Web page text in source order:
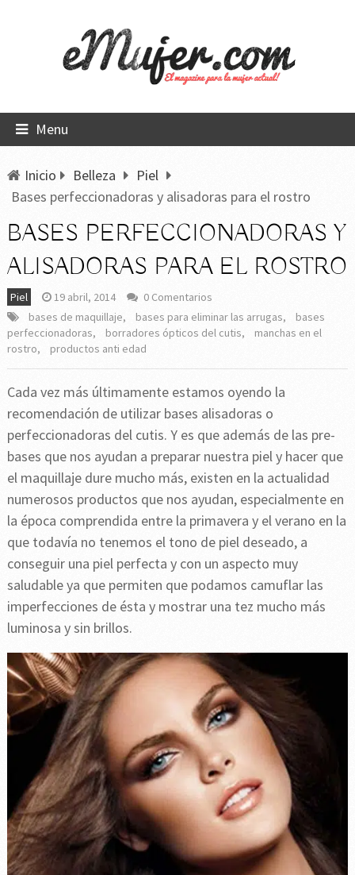
Menu
Inicio Belleza
Piel
Bases perfeccionadoras y alisadoras para el rostro
BASES PERFECCIONADORAS Y
ALISADORAS PARA EL ROSTRO
Piel 19 abril, 2014
0 Comentarios
bases de maquillaje, bases para eliminar las arrugas,
bases
perfeccionadoras, borradores ópticos del cutis,
manchas en el
rostro, productos anti edad
Cada vez más últimamente estamos oyendo la
recomendación de utilizar bases alisadoras o
perfeccionadoras del cutis. Y es que además de las pre-
bases que nos ayudan a preparar nuestra piel y hacer que
el maquillaje dure mucho más, existen en la actualidad
numerosos productos que nos ayudan, especialmente en
la época comprendida entre la primavera y el verano en la
que todavía no tenemos el tono de piel deseado, a
conseguir una piel perfecta y con un aspecto muy
saludable ya que permiten que podamos camuflar las
imperfecciones de ésta y mostrar una tez mucho más
luminosa y sin brillos.